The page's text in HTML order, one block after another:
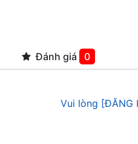
Đánh giá 0
Vui lòng [ĐĂNG